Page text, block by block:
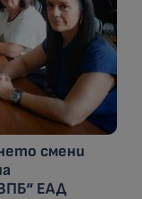
смени
ЕАД